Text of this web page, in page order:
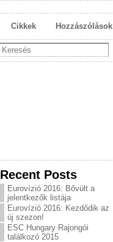
Hozzászólások
Cikkek
Recent Posts
Eurovízió 2016: Bővült a
jelentkezők listája
Eurovízió 2016: Kezdődik az
új szezon!
ESC Hungary Rajongói
találkozó 2015